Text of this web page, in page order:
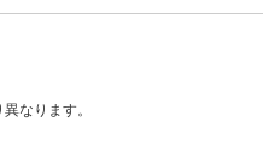
なります。